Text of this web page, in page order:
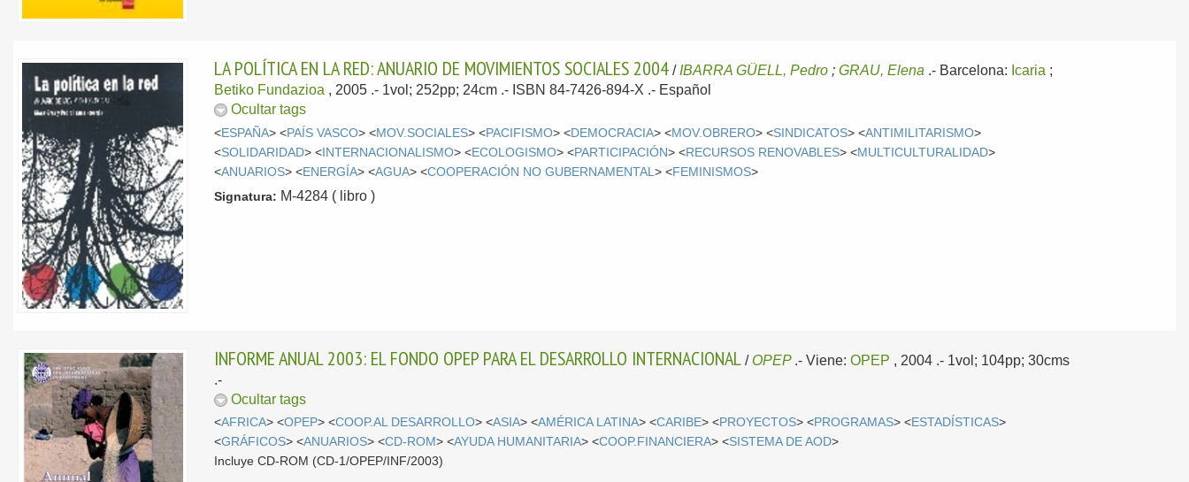
LA POLÍTICA EN LA RED: ANUARIO DE MOVIMIENTOS SOCIALES 2004 / IBARRA GÜELL, Pedro ;GRAU, Elena .- Barcelona: Icaria ;
Betiko Fundazioa , 2005 .- 1vol; 252pp; 24cm .- ISBN 84-7426-894-X .- Español
Ocultar tags
<ESPAÑA> <PAÍS VASCO> <MOV.SOCIALES> <PACIFISMO> <DEMOCRACIA> <MOV.OBRERO> <SINDICATOS> <ANTIMILITARISMO>
<SOLIDARIDAD> <INTERNACIONALISMO> <ECOLOGISMO> <PARTICIPACIÓN> <RECURSOS RENOVABLES> <MULTICULTURALIDAD>
<ANUARIOS> <ENERGÍA> <AGUA> <COOPERACIÓN NO GUBERNAMENTAL> <FEMINISMOS>
Signatura: M-4284 ( libro )
INFORME ANUAL 2003: EL FONDO OPEP PARA EL DESARROLLO INTERNACIONAL / OPEP .-Viene:OPEP , 2004 .- 1vol; 104pp; 30cms
.-
Ocultar tags
<AFRICA> <OPEP> <COOP.AL DESARROLLO> <ASIA> <AMÉRICA LATINA> <CARIBE> <PROYECTOS> <PROGRAMAS> <ESTADÍSTICAS>
<GRÁFICOS> <ANUARIOS> <CD-ROM> <AYUDA HUMANITARIA> <COOP.FINANCIERA> <SISTEMA DE AOD>
Incluye CD-ROM (CD-1/OPEP/INF/2003)